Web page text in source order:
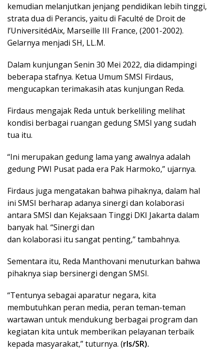
kemudian melanjutkan jenjang pendidikan lebih tinggi,
strata dua di Perancis, yaitu di Faculté de Droit de
l’UniversitédAix, Marseille III France, (2001-2002).
Gelarnya menjadi SH, LL.M.
Dalam kunjungan Senin 30 Mei 2022, dia didampingi
beberapa stafnya. Ketua Umum SMSI Firdaus,
mengucapkan terimakasih atas kunjungan Reda.
Firdaus mengajak Reda untuk berkeliling melihat
kondisi berbagai ruangan gedung SMSI yang sudah
tua itu.
“Ini merupakan gedung lama yang awalnya adalah
gedung PWI Pusat pada era Pak Harmoko,” ujarnya.
Firdaus juga mengatakan bahwa pihaknya, dalam hal
ini SMSI berharap adanya sinergi dan kolaborasi
antara SMSI dan Kejaksaan Tinggi DKI Jakarta dalam
banyak hal. “Sinergi dan
dan kolaborasi itu sangat penting,” tambahnya.
Sementara itu, Reda Manthovani menuturkan bahwa
pihaknya siap bersinergi dengan SMSI.
“Tentunya sebagai aparatur negara, kita
membutuhkan peran media, peran teman-teman
wartawan untuk mendukung berbagai program dan
kegiatan kita untuk memberikan pelayanan terbaik
kepada masyarakat,” tuturnya. (rls/SR).